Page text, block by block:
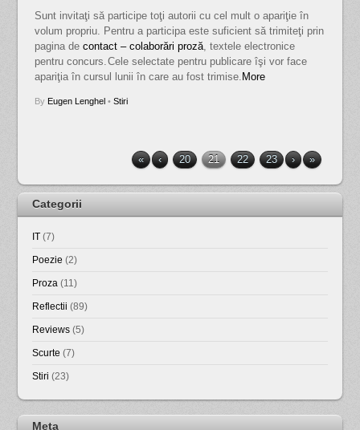
Sunt invitaţi să participe toţi autorii cu cel mult o apariţie în
volum propriu. Pentru a participa este suficient să trimiteţi prin
pagina de contact – colaborări proză, textele electronice
pentru concurs. Cele selectate pentru publicare îşi vor face
apariţia în cursul lunii în care au fost trimise. More
By Eugen Lenghel• Stiri
« ‹ 20 21 22 23 › »
Categorii
IT (7)
Poezie (2)
Proza (11)
Reflectii (89)
Reviews (5)
Scurte (7)
Stiri (23)
Meta